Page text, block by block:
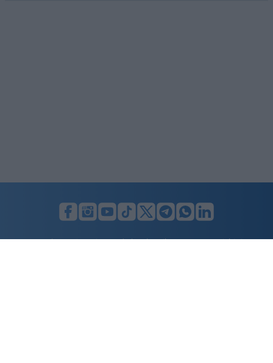
LUNIFIN S.r.l. a socio unico. Sede legale Milano, Largo F. Richini, 2/A,